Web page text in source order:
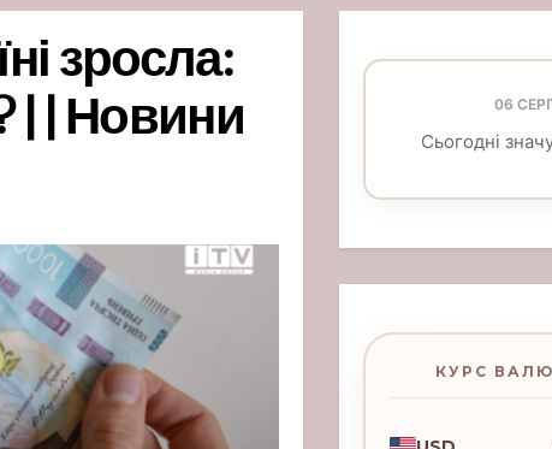
зросла:
| | Новини 06
Сьогодні
КУРС